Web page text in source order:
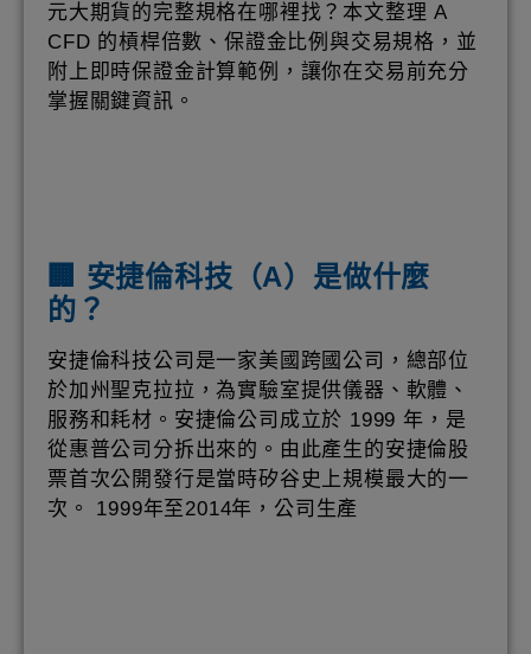
元大期貨的完整規格在哪裡找？本文整理 A
CFD 的槓桿倍數、保證金比例與交易規格，並
附上即時保證金計算範例，讓你在交易前充分
掌握關鍵資訊。
🏢 安捷倫科技（A）是做什麼
的？
安捷倫科技公司是一家美國跨國公司，總部位
於加州聖克拉拉，為實驗室提供儀器、軟體、
服務和耗材。安捷倫公司成立於 1999 年，是
從惠普公司分拆出來的。由此產生的安捷倫股
票首次公開發行是當時矽谷史上規模最大的一
次。 1999年至2014年，公司生產